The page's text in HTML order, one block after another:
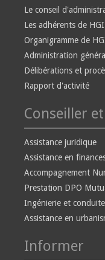
Le conseil
Les adhérents de
Organigramme de
Administration
Délibérations et
Rapport d'activité
Conseiller
Assistance juridique
Assistance en
Accompagnement
Prestation DPO
Ingénierie et
Assistance en
Informer